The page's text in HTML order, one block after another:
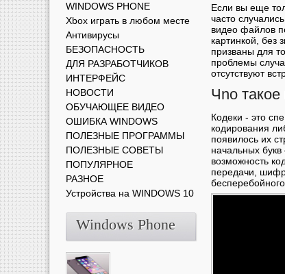
Если вы еще
часто
видео файлов
картинкой, без
призваны для
проблемы
отсутствуют
Чnо такое
Кодеки - это
кодирования
появилось их
начальных
возможность
передачи,
WINDOWS PHONE
Xbox играть в любом месте
Антивирусы
БЕЗОПАСНОСТЬ
ДЛЯ РАЗРАБОТЧИКОВ
ИНТЕРФЕЙС
НОВОСТИ
ОБУЧАЮЩЕЕ ВИДЕО
ОШИБКА WINDOWS
ПОЛЕЗНЫЕ ПРОГРАММЫ
ПОЛЕЗНЫЕ СОВЕТЫ
ПОПУЛЯРНОЕ
РАЗНОЕ
Устройства на WINDOWS 10
Windows Phone